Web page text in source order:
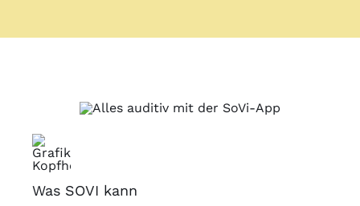
Was SOVI kann